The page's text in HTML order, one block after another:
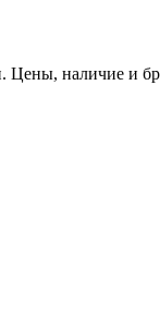
Цены, наличие и